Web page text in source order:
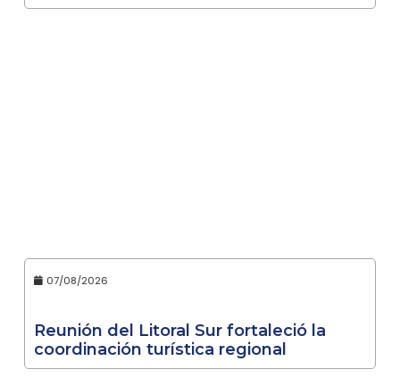
07/08/2026
Reunión del Litoral Sur fortaleció la
coordinación turística regional